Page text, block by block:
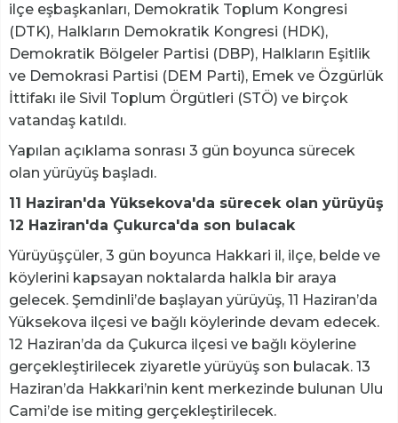
ilçe eşbaşkanları, Demokratik Toplum Kongresi
(DTK), Halkların Demokratik Kongresi (HDK),
Demokratik Bölgeler Partisi (DBP), Halkların Eşitlik
ve Demokrasi Partisi (DEM Parti), Emek ve Özgürlük
İttifakı ile Sivil Toplum Örgütleri (STÖ) ve birçok
vatandaş katıldı.
Yapılan açıklama sonrası 3 gün boyunca sürecek
olan yürüyüş başladı.
11 Haziran'da Yüksekova'da sürecek olan yürüyüş
12 Haziran'da Çukurca'da son bulacak
Yürüyüşçüler, 3 gün boyunca Hakkari il, ilçe, belde ve
köylerini kapsayan noktalarda halkla bir araya
gelecek. Şemdinli’de başlayan yürüyüş, 11 Haziran’da
Yüksekova ilçesi ve bağlı köylerinde devam edecek.
12 Haziran’da da Çukurca ilçesi ve bağlı köylerine
gerçekleştirilecek ziyaretle yürüyüş son bulacak. 13
Haziran’da Hakkari’nin kent merkezinde bulunan Ulu
Cami’de ise miting gerçekleştirilecek.